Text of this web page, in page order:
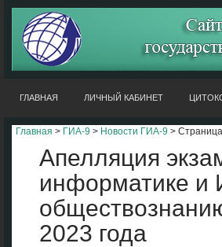
ГЛАВНАЯ ЛИЧНЫЙ КАБИНЕТ
Главная > ГИА-9 > Новости ГИА-9 >
Апелляция
информатике и
2023 года